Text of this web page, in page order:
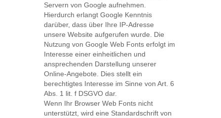
Servern von Google aufnehmen.
Hierdurch erlangt Google Kenntnis
darüber, dass über Ihre IP-Adresse
unsere Website aufgerufen wurde. Die
Nutzung von Google Web Fonts erfolgt im
Interesse einer einheitlichen und
ansprechenden Darstellung unserer
Online-Angebote. Dies stellt ein
berechtigtes Interesse im Sinne von Art. 6
Abs. 1 lit. f DSGVO dar.
Wenn Ihr Browser Web Fonts nicht
unterstützt, wird eine Standardschrift von